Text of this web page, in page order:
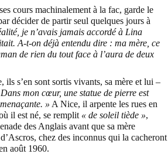
cours machinalement à la fac, garde le
décider de partir seul quelques jours à
je n’avais jamais accordé à Lina
A-t-on déjà entendu dire : ma mère, ce
de rien du tout face à l’aura de deux
ils s’en sont sortis vivants, sa mère et lui –
mon cœur, une statue de pierre est
» A Nice, il arpente les rues en
il est né, se remplit « de soleil tiède »,
des Anglais avant que sa mère
chez des inconnus qui la cacheront
août 1960.